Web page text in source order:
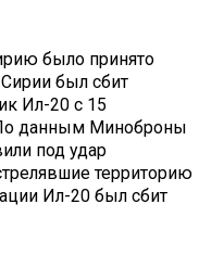
было принято
Сирии был сбит
Ил-20 с 15
данным Миноброны
под удар
территорию
Ил-20 был сбит